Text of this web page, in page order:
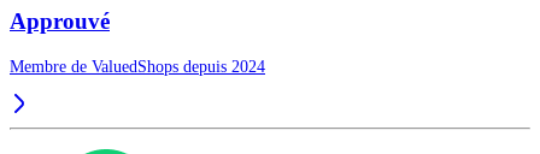
Approuvé
Membre de ValuedShops depuis 2024